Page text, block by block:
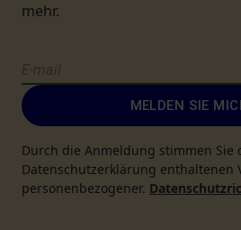
mehr.
MELDEN SIE
Durch die Anmeldung stimmen Sie
Datenschutzerklärung enthaltenen
personenbezogener.